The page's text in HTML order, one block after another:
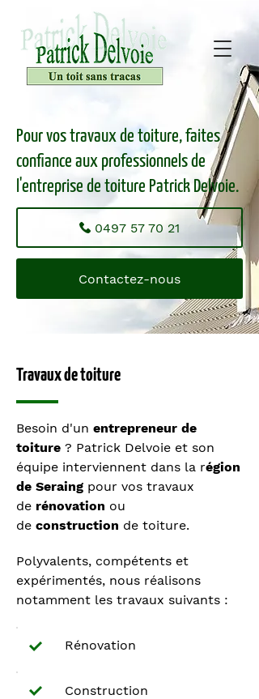
Pour vos travaux de toiture, faites
confiance aux professionnels de
l'entreprise de toiture Patrick Delvoie.
0497 57 70 21
Contactez-nous
Travaux de toiture
Besoin d'un entrepreneur de
toiture ? Patrick Delvoie et son
équipe interviennent dans la région
de Seraing pour vos travaux
de rénovation ou
de construction de toiture.
Polyvalents, compétents et
expérimentés, nous réalisons
notamment les travaux suivants :
Rénovation
Construction